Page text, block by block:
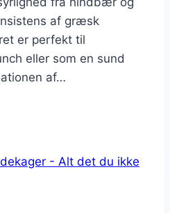
af græsk
er perfekt til
eller som en sund
af…